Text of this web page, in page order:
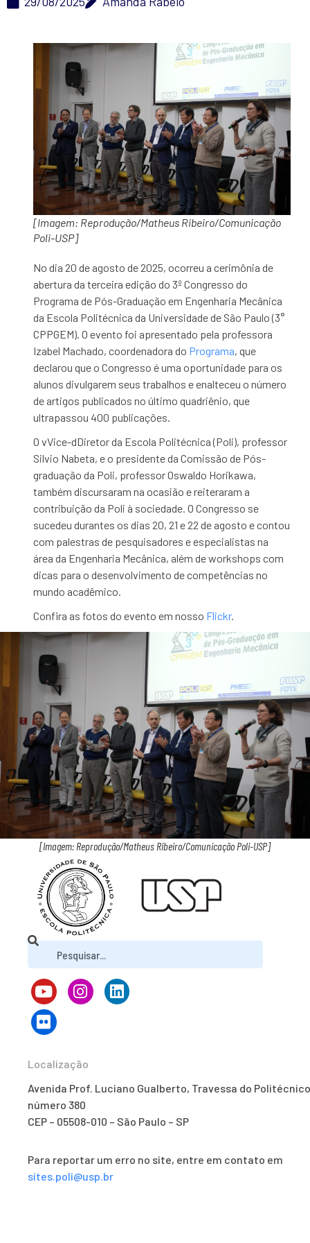
[Imagem: Reprodução/Matheus Ribeiro/Comunicação
Poli-USP]
No dia 20 de agosto de 2025, ocorreu a cerimônia de
abertura da terceira edição do 3º Congresso do
Programa de Pós-Graduação em Engenharia Mecânica
da Escola Politécnica da Universidade de São Paulo (3°
CPPGEM). O evento foi apresentado pela professora
Izabel Machado, coordenadora do Programa, que
declarou que o Congresso é uma oportunidade para os
alunos divulgarem seus trabalhos e enalteceu o número
de artigos publicados no último quadriênio, que
ultrapassou 400 publicações.
O vVice-dDiretor da Escola Politécnica (Poli), professor
Silvio Nabeta, e o presidente da Comissão de Pós-
graduação da Poli, professor Oswaldo Horikawa,
também discursaram na ocasião e reiteraram a
contribuição da Poli à sociedade. O Congresso se
sucedeu durantes os dias 20, 21 e 22 de agosto e contou
com palestras de pesquisadores e especialistas na
área da Engenharia Mecânica, além de workshops com
dicas para o desenvolvimento de competências no
mundo acadêmico.
Confira as fotos do evento em nosso Flickr.
[Imagem: Reprodução/Matheus Ribeiro/Comunicação Poli-USP]
Localização
Avenida Prof. Luciano Gualberto, Travessa do
número 380
CEP – 05508-010 – São Paulo – SP
Para reportar um erro no site, entre em contato em
sites.poli@usp.br